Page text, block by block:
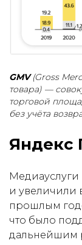
GMV(Gross
товара) —
торговой
без учёта
Яндекс
и увеличили
прошлым
что было
дальнейшим